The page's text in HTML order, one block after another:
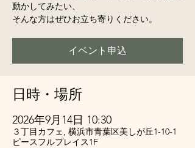
動かしてみたい、
そんな方はぜひお立ち寄りください。
イベント申込
日時・場所
2026年9月14日 10:30
３丁目カフェ, 横浜市青葉区美しが丘1-10-1
ピースフルプレイス1F